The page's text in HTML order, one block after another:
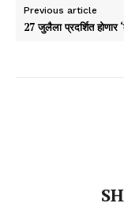
Previous article
27 जुलैला प्रदर्शित होणार